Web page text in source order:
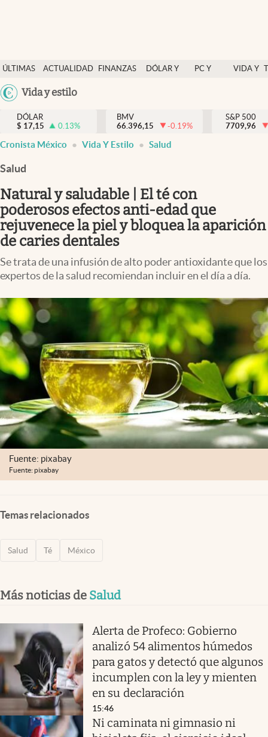
ÚLTIMAS
NOTICIAS
ACTUALIDAD
FINANZAS
DÓLAR Y
PC Y
VIDA Y
México
Vida y estilo
Actualidad
Finanzas y economía
Dólar y mercados
Pc y celular
Vida y estilo
Clima
Espiritualidad
Mediakit
abre en nueva pestaña
México
DÓLAR
$ 17,15 0.13%
BMV
66.396,15
-0.19%
S&P 500
7709,96
Cronista México Vida Y Estilo Salud
Salud
Natural y saludable | El té con
poderosos efectos anti-edad que
rejuvenece la piel y bloquea la aparición
de caries dentales
Se trata de una infusión de alto poder antioxidante que los
expertos de la salud recomiendan incluir en el día a día.
Fuente: pixabay
Fuente: pixabay
Temas relacionados
Salud Té México
Más noticias de Salud
Alerta de Profeco: Gobierno
analizó 54 alimentos húmedos
para gatos y detectó que algunos
incumplen con la ley y mienten
en su declaración
15:46
Ni caminata ni gimnasio ni